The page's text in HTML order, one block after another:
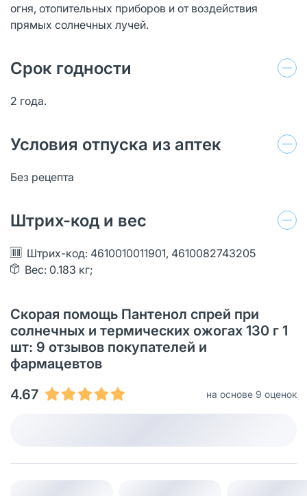
огня, отопительных приборов и от воздействия
прямых солнечных лучей.
Срок годности
2 года.
Условия отпуска из аптек
Без рецепта
Штрих-код и вес
Штрих-код: 4610010011901, 4610082743205
Вес: 0.183 кг;
Скорая помощь Пантенол спрей при
солнечных и термических ожогах 130 г 1
шт: 9 отзывов покупателей и
фармацевтов
4.67
на основе 9 оценок